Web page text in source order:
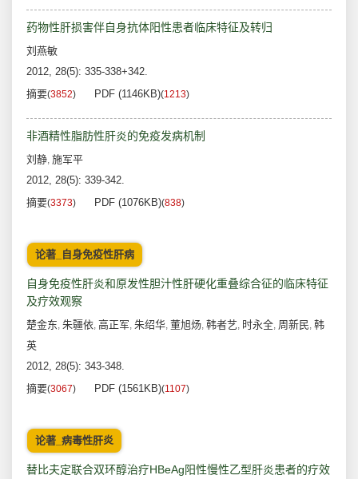
药物性肝损害伴自身抗体阳性患者临床特征及转归
刘燕敏
2012, 28(5): 335-338+342.
摘要(3852) PDF (1146KB)(1213)
非酒精性脂肪性肝炎的免疫发病机制
刘静, 施军平
2012, 28(5): 339-342.
摘要(3373) PDF (1076KB)(838)
论著_自身免疫性肝病
自身免疫性肝炎和原发性胆汁性肝硬化重叠综合征的临床特征
及疗效观察
楚金东, 朱疆依, 高正军, 朱绍华, 董旭炀, 韩者艺, 时永全, 周新民, 韩
英
2012, 28(5): 343-348.
摘要(3067) PDF (1561KB)(1107)
论著_病毒性肝炎
替比夫定联合双环醇治疗HBeAg阳性慢性乙型肝炎患者的疗效